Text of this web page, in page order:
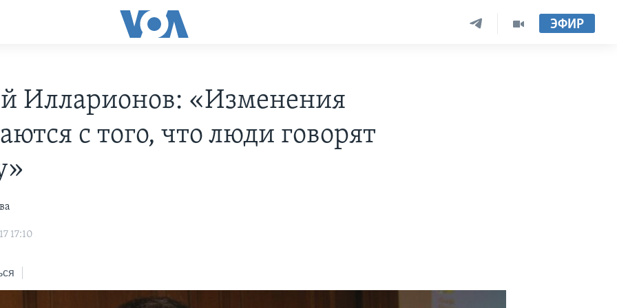
ЭФИР
Илларионов: «Изменения
с того, что люди говорят
17:10